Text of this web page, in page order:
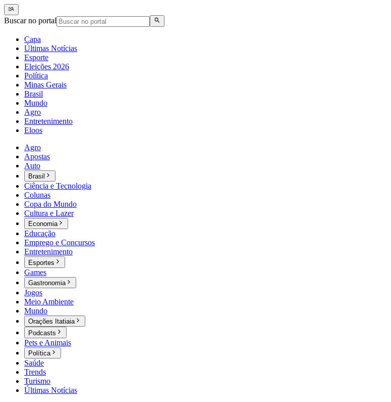
Buscar no portal
Capa
Últimas Notícias
Esporte
Eleições 2026
Política
Minas Gerais
Brasil
Mundo
Agro
Entretenimento
Eloos
Agro
Apostas
Auto
Brasil
Ciência e Tecnologia
Colunas
Copa do Mundo
Cultura e Lazer
Economia
Educação
Emprego e Concursos
Entretenimento
Esportes
Games
Gastronomia
Jogos
Meio Ambiente
Mundo
Orações Itatiaia
Podcasts
Pets e Animais
Política
Saúde
Trends
Turismo
Últimas Notícias